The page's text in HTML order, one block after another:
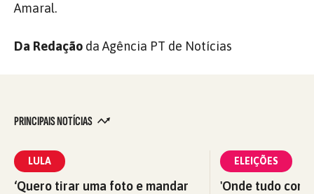
Amaral.
Da Redação da Agência PT de Notícias
PRINCIPAIS NOTÍCIAS
LULA
‘Quero tirar uma foto e mandar
ELEIÇÕES
'Onde tudo